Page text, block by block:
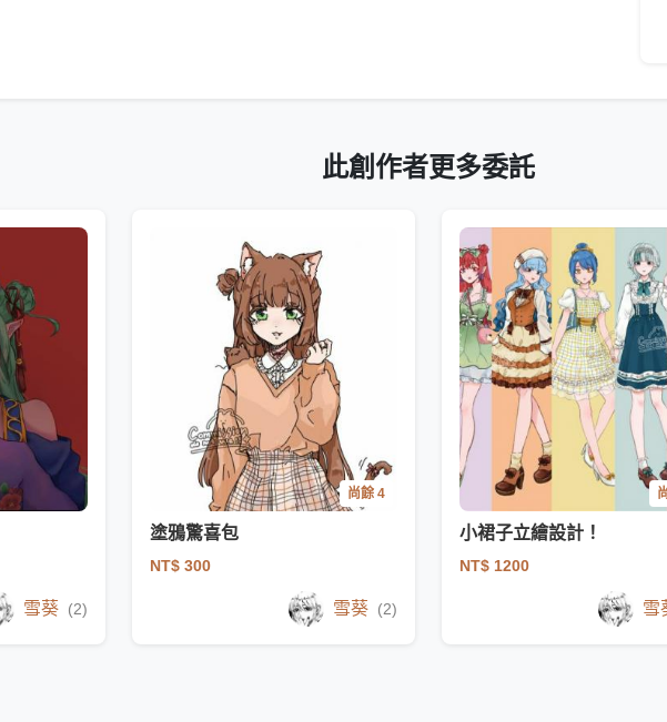
此創作者更多委託
雪葵 (2)
尚餘 4
塗鴉驚喜包
NT$ 300
雪葵 (2)
小裙子立繪設計！
NT$ 1200
雪